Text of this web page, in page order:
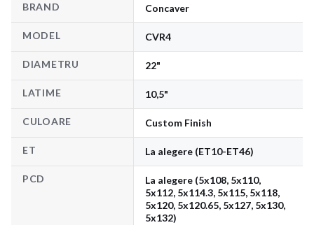
BRAND Concaver
MODEL CVR4
DIAMETRU 22"
LATIME 10,5"
CULOARE Custom Finish
ET La alegere (ET10-ET46)
PCD
La alegere (5x108, 5x110,
5x112, 5x114.3, 5x115, 5x118,
5x120, 5x120.65, 5x127, 5x130,
5x132)